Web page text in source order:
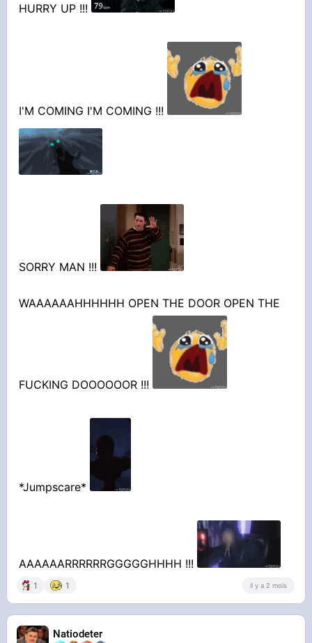
HURRY UP !!!
I'M COMING I'M COMING !!!
SORRY MAN !!!
WAAAAAAHHHHHH OPEN THE DOOR OPEN THE
FUCKING DOOOOOOR !!!
*Jumpscare*
AAAAAARRRRRRGGGGGHHHH !!!
1 1 il y a 2 mois
Natiodeter